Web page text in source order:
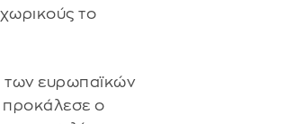
το
των ευρωπαϊκών
προκάλεσε ο